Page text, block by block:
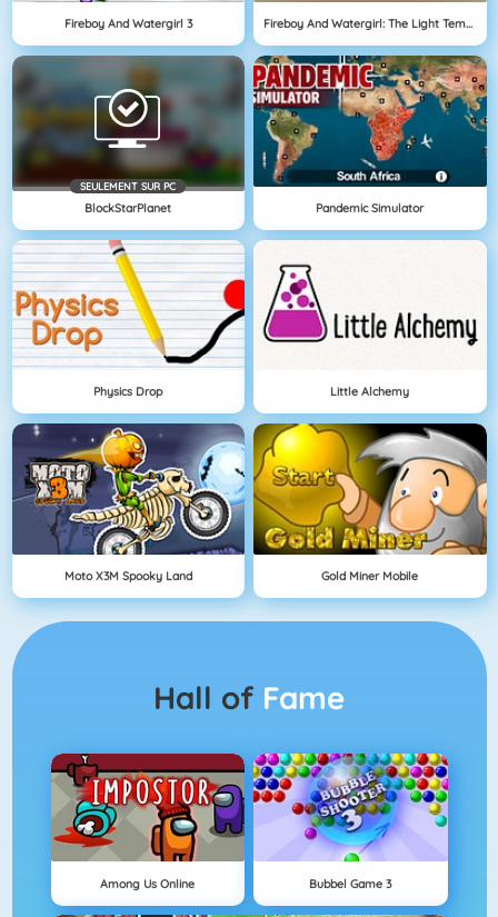
Fireboy And Watergirl 3 Fireboy And Watergirl: The Light Temple
SEULEMENT SUR PC
BlockStarPlanet Pandemic Simulator
Physics Drop Little Alchemy
Moto X3M Spooky Land Gold Miner Mobile
Hall of Fame
Among Us Online Bubbel Game 3